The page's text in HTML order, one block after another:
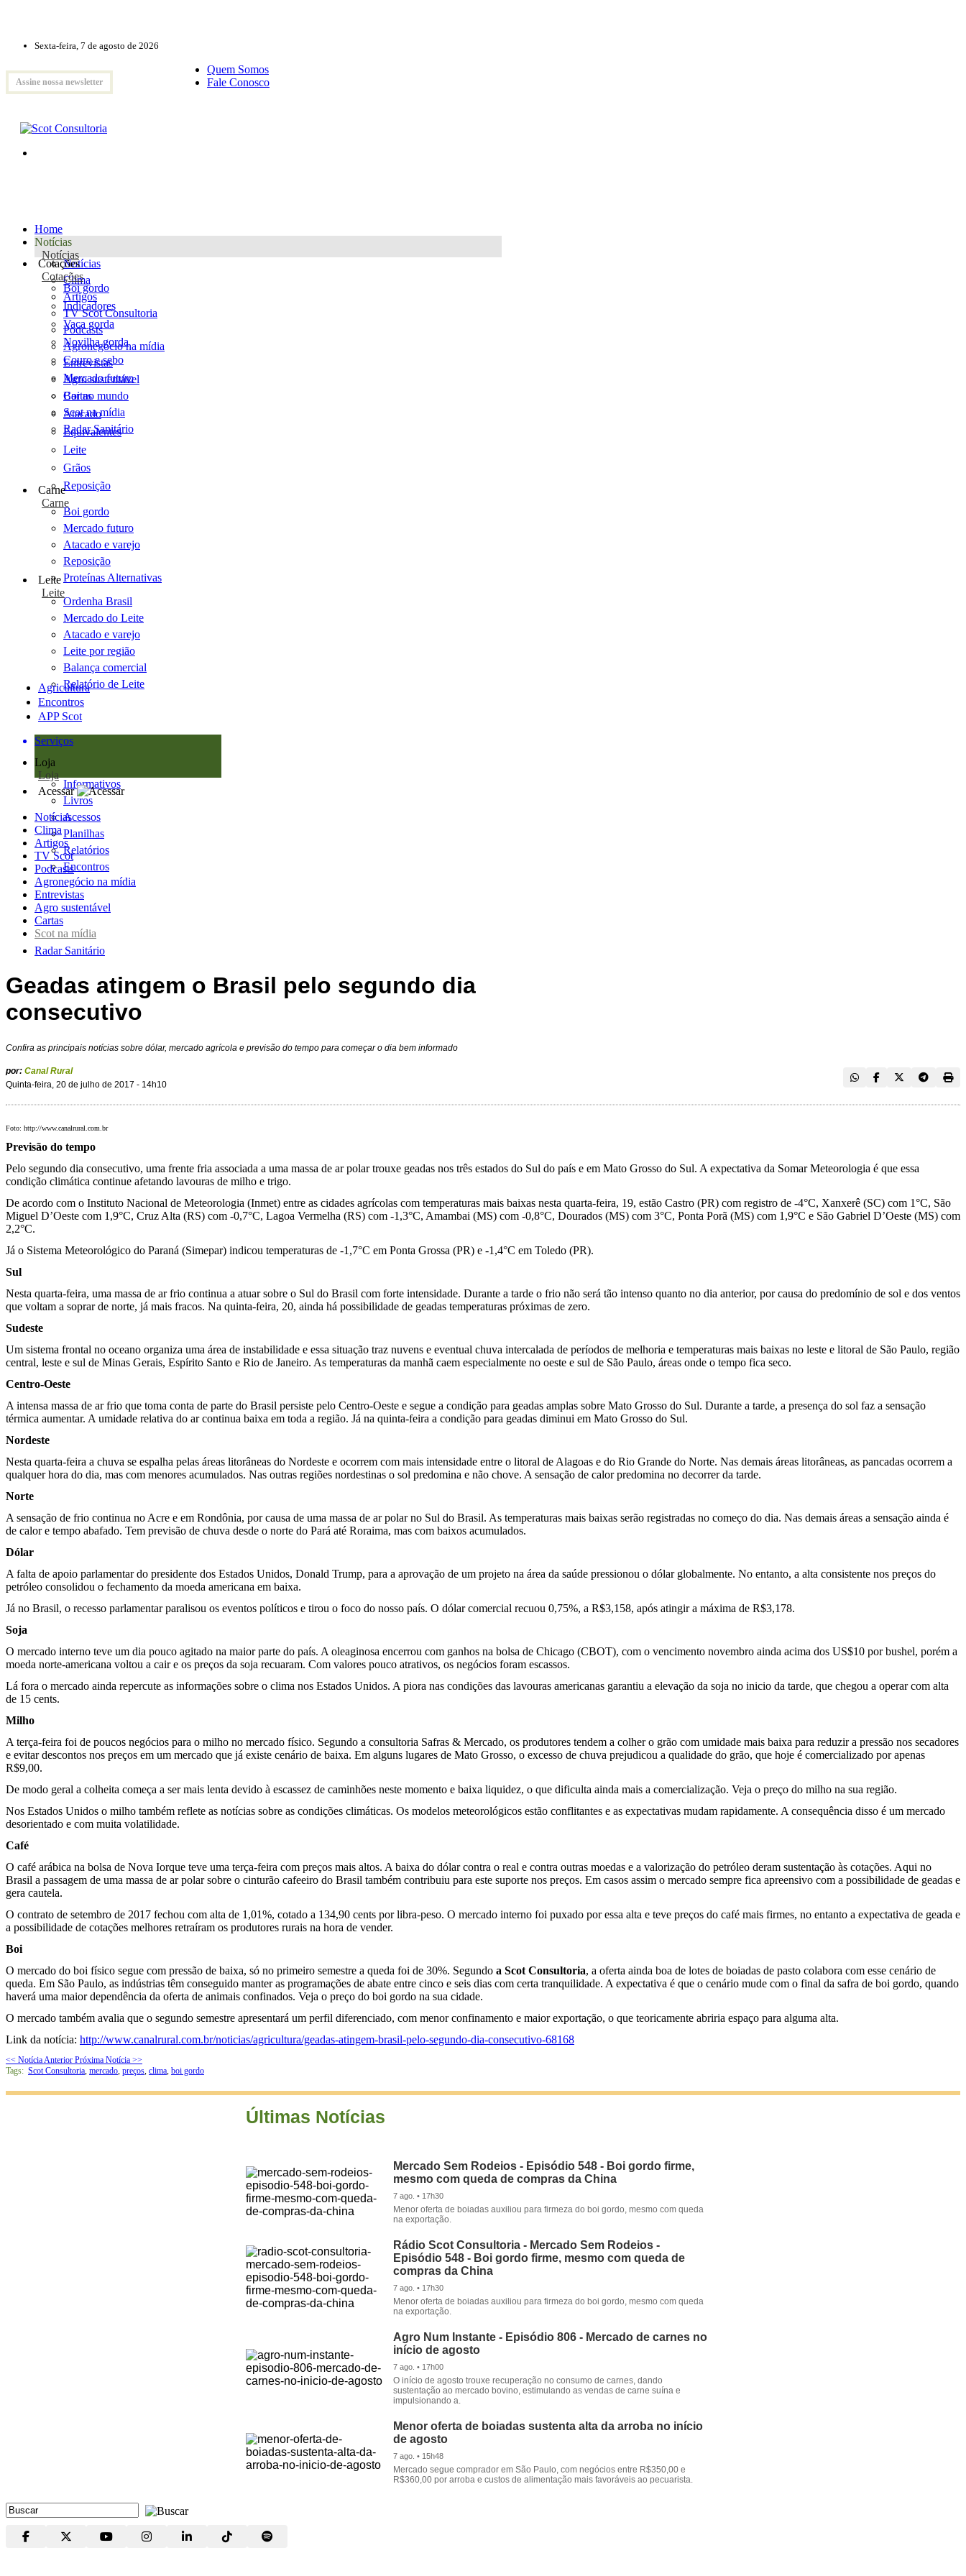
Sexta-feira, 7 de agosto de 2026
Assine nossa newsletter
Quem Somos
Fale Conosco
Home
Notícias
Notícias
Notícias
Clima
Artigos
TV Scot Consultoria
Podcasts
Agronegócio na mídia
Entrevistas
Agro sustentável
Cartas
Scot na mídia
Radar Sanitário
Cotações
Cotações
Boi gordo
Indicadores
Vaca gorda
Novilha gorda
Couro e sebo
Mercado futuro
Boi no mundo
Atacado
Equivalentes
Leite
Grãos
Reposição
Carne
Carne
Boi gordo
Mercado futuro
Atacado e varejo
Reposição
Proteínas Alternativas
Leite
Leite
Ordenha Brasil
Mercado do Leite
Atacado e varejo
Leite por região
Balança comercial
Relatório de Leite
Agricultura
Encontros
APP Scot
Serviços
Loja
Loja
Informativos
Livros
Acessos
Planilhas
Relatórios
Encontros
Acessar
Notícias
Clima
Artigos
TV Scot
Podcasts
Agronegócio na mídia
Entrevistas
Agro sustentável
Cartas
Scot na mídia
Radar Sanitário
Geadas atingem o Brasil pelo segundo dia
consecutivo
Confira as principais notícias sobre dólar, mercado agrícola e previsão do tempo para começar o dia bem informado
por: Canal Rural
Quinta-feira, 20 de julho de 2017 - 14h10
Foto: http://www.canalrural.com.br
Previsão do tempo
Pelo segundo dia consecutivo, uma frente fria associada a uma massa de ar polar trouxe geadas nos três estados do Sul do país e em Mato Grosso do Sul. A expectativa da Somar Meteorologia é que essa
condição climática continue afetando lavouras de milho e trigo.
De acordo com o Instituto Nacional de Meteorologia (Inmet) entre as cidades agrícolas com temperaturas mais baixas nesta quarta-feira, 19, estão Castro (PR) com registro de -4°C, Xanxerê (SC) com 1°C, São
Miguel D’Oeste com 1,9°C, Cruz Alta (RS) com -0,7°C, Lagoa Vermelha (RS) com -1,3°C, Amambai (MS) com -0,8°C, Dourados (MS) com 3°C, Ponta Porã (MS) com 1,9°C e São Gabriel D’Oeste (MS) com
2,2°C.
Já o Sistema Meteorológico do Paraná (Simepar) indicou temperaturas de -1,7°C em Ponta Grossa (PR) e -1,4°C em Toledo (PR).
Sul
Nesta quarta-feira, uma massa de ar frio continua a atuar sobre o Sul do Brasil com forte intensidade. Durante a tarde o frio não será tão intenso quanto no dia anterior, por causa do predomínio de sol e dos ventos
que voltam a soprar de norte, já mais fracos. Na quinta-feira, 20, ainda há possibilidade de geadas temperaturas próximas de zero.
Sudeste
Um sistema frontal no oceano organiza uma área de instabilidade e essa situação traz nuvens e eventual chuva intercalada de períodos de melhoria e temperaturas mais baixas no leste e litoral de São Paulo, região
central, leste e sul de Minas Gerais, Espírito Santo e Rio de Janeiro. As temperaturas da manhã caem especialmente no oeste e sul de São Paulo, áreas onde o tempo fica seco.
Centro-Oeste
A intensa massa de ar frio que toma conta de parte do Brasil persiste pelo Centro-Oeste e segue a condição para geadas amplas sobre Mato Grosso do Sul. Durante a tarde, a presença do sol faz a sensação
térmica aumentar. A umidade relativa do ar continua baixa em toda a região. Já na quinta-feira a condição para geadas diminui em Mato Grosso do Sul.
Nordeste
Nesta quarta-feira a chuva se espalha pelas áreas litorâneas do Nordeste e ocorrem com mais intensidade entre o litoral de Alagoas e do Rio Grande do Norte. Nas demais áreas litorâneas, as pancadas ocorrem a
qualquer hora do dia, mas com menores acumulados. Nas outras regiões nordestinas o sol predomina e não chove. A sensação de calor predomina no decorrer da tarde.
Norte
A sensação de frio continua no Acre e em Rondônia, por causa de uma massa de ar polar no Sul do Brasil. As temperaturas mais baixas serão registradas no começo do dia. Nas demais áreas a sensação ainda é
de calor e tempo abafado. Tem previsão de chuva desde o norte do Pará até Roraima, mas com baixos acumulados.
Dólar
A falta de apoio parlamentar do presidente dos Estados Unidos, Donald Trump, para a aprovação de um projeto na área da saúde pressionou o dólar globalmente. No entanto, a alta consistente nos preços do
petróleo consolidou o fechamento da moeda americana em baixa.
Já no Brasil, o recesso parlamentar paralisou os eventos políticos e tirou o foco do nosso país. O dólar comercial recuou 0,75%, a R$3,158, após atingir a máxima de R$3,178.
Soja
O mercado interno teve um dia pouco agitado na maior parte do país. A oleaginosa encerrou com ganhos na bolsa de Chicago (CBOT), com o vencimento novembro ainda acima dos US$10 por bushel, porém a
moeda norte-americana voltou a cair e os preços da soja recuaram. Com valores pouco atrativos, os negócios foram escassos.
Lá fora o mercado ainda repercute as informações sobre o clima nos Estados Unidos. A piora nas condições das lavouras americanas garantiu a elevação da soja no inicio da tarde, que chegou a operar com alta
de 15 cents.
Milho
A terça-feira foi de poucos negócios para o milho no mercado físico. Segundo a consultoria Safras & Mercado, os produtores tendem a colher o grão com umidade mais baixa para reduzir a pressão nos secadores
e evitar descontos nos preços em um mercado que já existe cenário de baixa. Em alguns lugares de Mato Grosso, o excesso de chuva prejudicou a qualidade do grão, que hoje é comercializado por apenas
R$9,00.
De modo geral a colheita começa a ser mais lenta devido à escassez de caminhões neste momento e baixa liquidez, o que dificulta ainda mais a comercialização. Veja o preço do milho na sua região.
Nos Estados Unidos o milho também reflete as notícias sobre as condições climáticas. Os modelos meteorológicos estão conflitantes e as expectativas mudam rapidamente. A consequência disso é um mercado
desorientado e com muita volatilidade.
Café
O café arábica na bolsa de Nova Iorque teve uma terça-feira com preços mais altos. A baixa do dólar contra o real e contra outras moedas e a valorização do petróleo deram sustentação às cotações. Aqui no
Brasil a passagem de uma massa de ar polar sobre o cinturão cafeeiro do Brasil também contribuiu para este suporte nos preços. Em casos assim o mercado sempre fica apreensivo com a possibilidade de geadas e
gera cautela.
O contrato de setembro de 2017 fechou com alta de 1,01%, cotado a 134,90 cents por libra-peso. O mercado interno foi puxado por essa alta e teve preços do café mais firmes, no entanto a expectativa de geada e
a possibilidade de cotações melhores retraíram os produtores rurais na hora de vender.
Boi
O mercado do boi físico segue com pressão de baixa, só no primeiro semestre a queda foi de 30%. Segundo a Scot Consultoria, a oferta ainda boa de lotes de boiadas de pasto colabora com esse cenário de
queda. Em São Paulo, as indústrias têm conseguido manter as programações de abate entre cinco e seis dias com certa tranquilidade. A expectativa é que o cenário mude com o final da safra de boi gordo, quando
haverá uma maior dependência da oferta de animais confinados. Veja o preço do boi gordo na sua cidade.
O mercado também avalia que o segundo semestre apresentará um perfil diferenciado, com menor confinamento e maior exportação, o que teoricamente abriria espaço para alguma alta.
Link da notícia: http://www.canalrural.com.br/noticias/agricultura/geadas-atingem-brasil-pelo-segundo-dia-consecutivo-68168
<< Notícia Anterior Próxima Notícia >>
Tags: Scot Consultoria, mercado, preços, clima, boi gordo
Últimas Notícias
Mercado Sem Rodeios - Episódio 548 - Boi gordo firme,
mesmo com queda de compras da China
7 ago. • 17h30
Menor oferta de boiadas auxiliou para firmeza do boi gordo, mesmo com queda
na exportação.
Rádio Scot Consultoria - Mercado Sem Rodeios -
Episódio 548 - Boi gordo firme, mesmo com queda de
compras da China
7 ago. • 17h30
Menor oferta de boiadas auxiliou para firmeza do boi gordo, mesmo com queda
na exportação.
Agro Num Instante - Episódio 806 - Mercado de carnes no
início de agosto
7 ago. • 17h00
O início de agosto trouxe recuperação no consumo de carnes, dando
sustentação ao mercado bovino, estimulando as vendas de carne suína e
impulsionando a.
Menor oferta de boiadas sustenta alta da arroba no início
de agosto
7 ago. • 15h48
Mercado segue comprador em São Paulo, com negócios entre R$350,00 e
R$360,00 por arroba e custos de alimentação mais favoráveis ao pecuarista.